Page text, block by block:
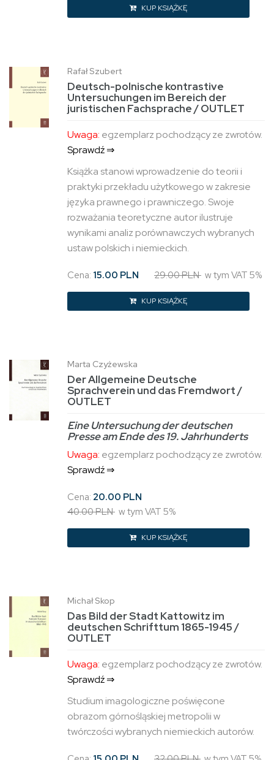
KUP KSIĄŻKĘ
Rafał Szubert
Deutsch-polnische kontrastive
Untersuchungen im Bereich der
juristischen Fachsprache / OUTLET
Uwaga: egzemplarz pochodzący ze zwrotów.
Sprawdź ⇒
Książka stanowi wprowadzenie do teorii i
praktyki przekładu użytkowego w zakresie
języka prawnego i prawniczego. Swoje
rozważania teoretyczne autor ilustruje
wynikami analiz porównawczych wybranych
ustaw polskich i niemieckich.
Cena: 15.00 PLN 29.00 PLN w tym VAT 5%
KUP KSIĄŻKĘ
Marta Czyżewska
Der Allgemeine Deutsche
Sprachverein und das Fremdwort /
OUTLET
Eine Untersuchung der deutschen
Presse am Ende des 19. Jahrhunderts
Uwaga: egzemplarz pochodzący ze zwrotów.
Sprawdź ⇒
Cena: 20.00 PLN
40.00 PLN w tym VAT 5%
KUP KSIĄŻKĘ
Michał Skop
Das Bild der Stadt Kattowitz im
deutschen Schrifttum 1865-1945 /
OUTLET
Uwaga: egzemplarz pochodzący ze zwrotów.
Sprawdź ⇒
Studium imagologiczne poświęcone
obrazom górnośląskiej metropolii w
twórczości wybranych niemieckich autorów.